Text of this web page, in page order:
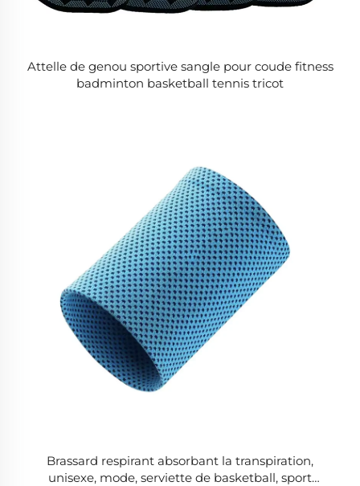
Attelle de genou sportive sangle pour coude fitness
badminton basketball tennis tricot
Brassard respirant absorbant la transpiration,
unisexe, mode, serviette de basketball, sport